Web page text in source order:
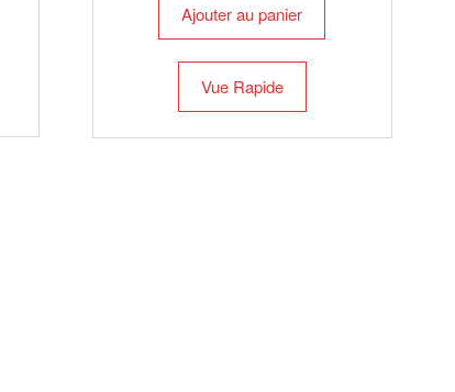
Ajouter au panier
Vue Rapide